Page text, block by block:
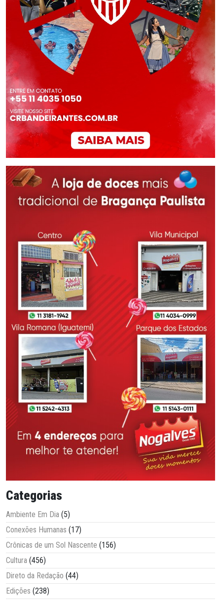
Categorias
Ambiente Em Dia (5)
Conexões Humanas (17)
Crônicas de um Sol Nascente (156)
Cultura (456)
Direto da Redação (44)
Edições (238)